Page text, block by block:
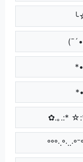
✿.｡.:*